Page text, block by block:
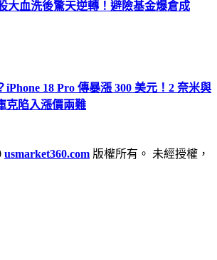
大血洗後驚天逆轉！避險基金爆倉成
iPhone 18 Pro 傳暴漲 300 美元！2 奈米與
克陷入漲價兩難
usmarket360.com 版權所有。 未經授權，